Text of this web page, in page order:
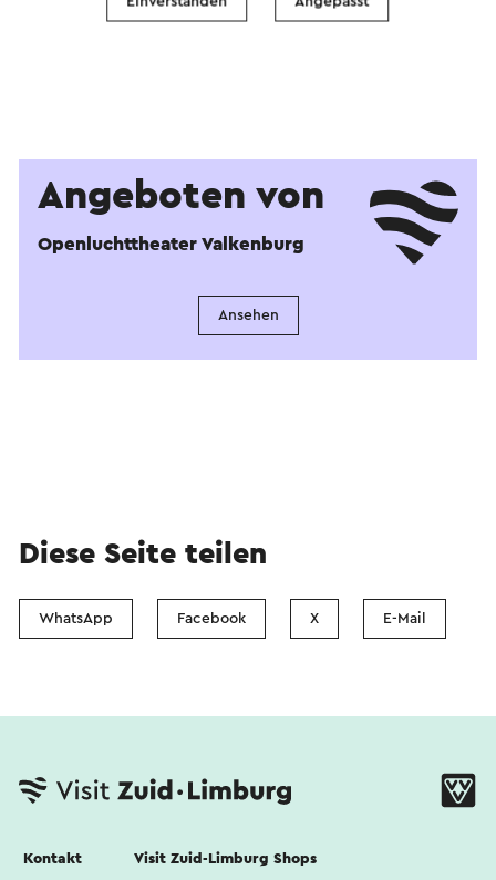
Angeboten von
Openluchttheater Valkenburg
Ansehen
Diese Seite teilen
WhatsApp Facebook X E-Mail
Kontakt Visit Zuid-Limburg Shops